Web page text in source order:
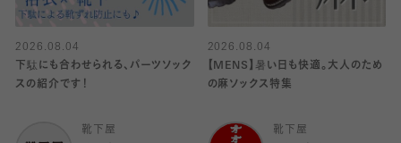
2026.08.04
下駄にも合わせられる、パーツソック
スの紹介です！
靴下屋
2026.08.04
【MENS】暑い日も快適。大人のため
の麻ソックス特集
靴下屋